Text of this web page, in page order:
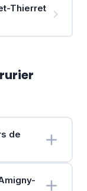
Thierret
de